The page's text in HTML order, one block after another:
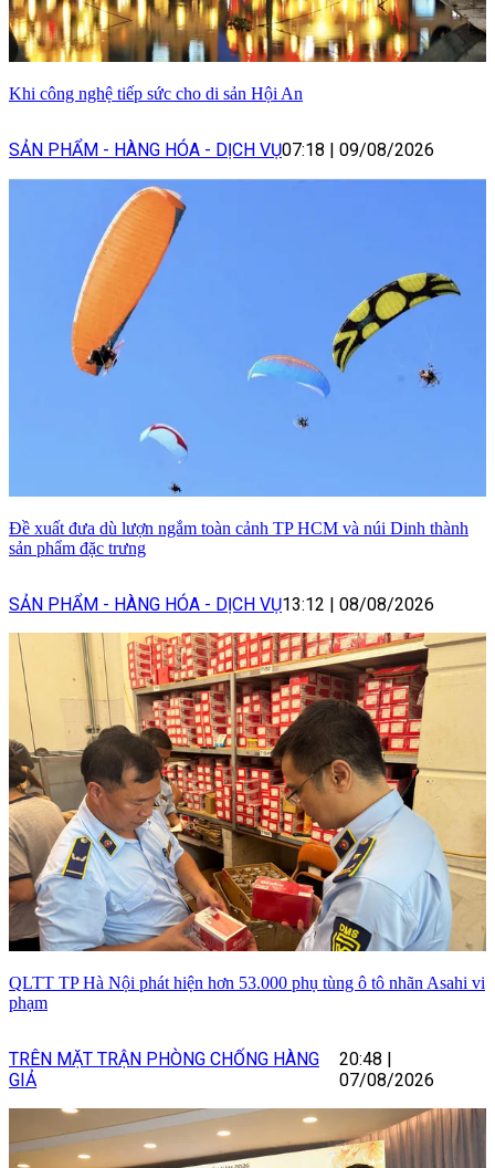
Khi công nghệ tiếp sức cho di sản Hội An
SẢN PHẨM - HÀNG HÓA - DỊCH VỤ07:18 09/08/2026
Đề xuất đưa dù lượn ngắm toàn cảnh TP HCM và núi Dinh thành
sản phẩm đặc trưng
SẢN PHẨM - HÀNG HÓA - DỊCH VỤ13:12 08/08/2026
QLTT TP Hà Nội phát hiện hơn 53.000 phụ tùng ô tô nhãn Asahi vi
phạm
TRÊN MẶT TRẬN PHÒNG CHỐNG HÀNG
GIẢ
20:48
07/08/2026